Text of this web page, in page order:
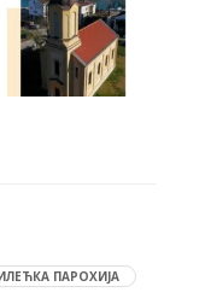
ПАРОХИЈА